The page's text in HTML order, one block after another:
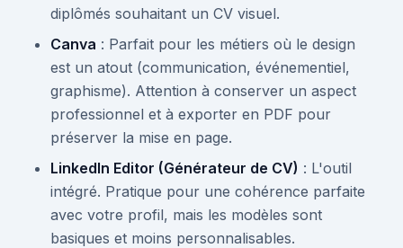
diplômés souhaitant un CV visuel.
Canva : Parfait pour les métiers où le design
est un atout (communication, événementiel,
graphisme). Attention à conserver un aspect
professionnel et à exporter en PDF pour
préserver la mise en page.
LinkedIn Editor (Générateur de CV) : L'outil
intégré. Pratique pour une cohérence parfaite
avec votre profil, mais les modèles sont
basiques et moins personnalisables.